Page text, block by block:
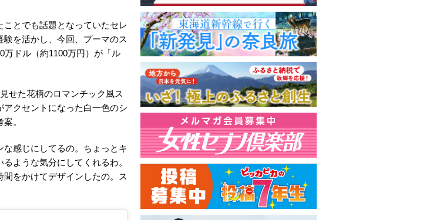
ことでも話題となっていたセレ
を活かし、今回、プーマのス
万ドル（約1100万円）が「ル
せた花柄のロマンチック風ス
クセントになった白一色のシ
。
な感じにしてるの。ちょっとキ
ような気分にしてくれるわ。
をかけてデザインしたの。ス